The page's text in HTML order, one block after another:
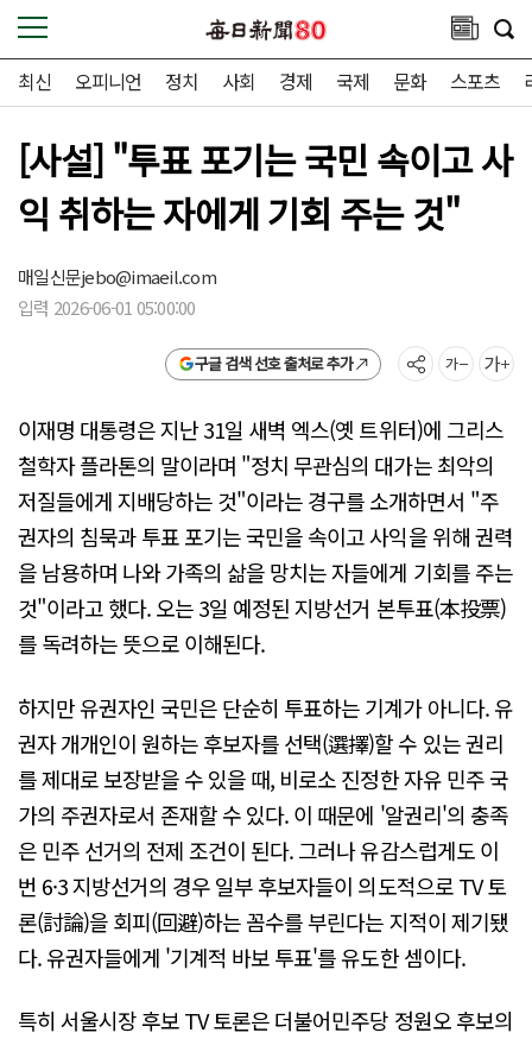
최신 오피니언 정치 사회 경제 국제 문화 스포츠
[사설] "투표 포기는 국민 속이고 사
익 취하는 자에게 기회 주는 것"
매일신문jebo@imaeil.com
입력 2026-06-01 05:00:00
구글 검색 선호 출처로 추가
이재명 대통령은 지난 31일 새벽 엑스(옛 트위터)에 그리스
철학자 플라톤의 말이라며 "정치 무관심의 대가는 최악의
저질들에게 지배당하는 것"이라는 경구를 소개하면서 "주
권자의 침묵과 투표 포기는 국민을 속이고 사익을 위해 권력
을 남용하며 나와 가족의 삶을 망치는 자들에게 기회를 주는
것"이라고 했다. 오는 3일 예정된 지방선거 본투표(本投票)
를 독려하는 뜻으로 이해된다.
하지만 유권자인 국민은 단순히 투표하는 기계가 아니다. 유
권자 개개인이 원하는 후보자를 선택(選擇)할 수 있는 권리
를 제대로 보장받을 수 있을 때, 비로소 진정한 자유 민주 국
가의 주권자로서 존재할 수 있다. 이 때문에 '알권리'의 충족
은 민주 선거의 전제 조건이 된다. 그러나 유감스럽게도 이
번 6·3 지방선거의 경우 일부 후보자들이 의도적으로 TV 토
론(討論)을 회피(回避)하는 꼼수를 부린다는 지적이 제기됐
다. 유권자들에게 '기계적 바보 투표'를 유도한 셈이다.
특히 서울시장 후보 TV 토론은 더불어민주당 정원오 후보의